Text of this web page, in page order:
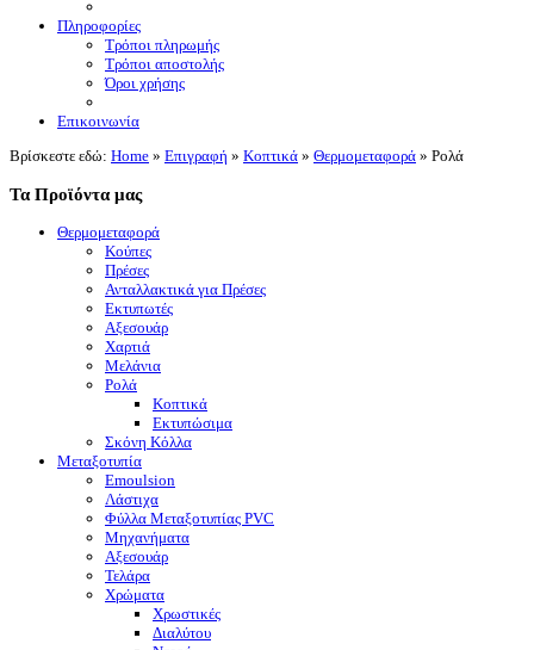
Πληροφορίες
Τρόποι πληρωμής
Τρόποι αποστολής
Όροι χρήσης
Επικοινωνία
Βρίσκεστε εδώ: Home » Επιγραφή » Κοπτικά » Θερμομεταφορά » Ρολά
Τα Προϊόντα μας
Θερμομεταφορά
Κούπες
Πρέσες
Ανταλλακτικά για Πρέσες
Εκτυπωτές
Αξεσουάρ
Χαρτιά
Μελάνια
Ρολά
Κοπτικά
Εκτυπώσιμα
Σκόνη Κόλλα
Μεταξοτυπία
Emoulsion
Λάστιχα
Φύλλα Μεταξοτυπίας PVC
Μηχανήματα
Αξεσουάρ
Τελάρα
Χρώματα
Χρωστικές
Διαλύτου